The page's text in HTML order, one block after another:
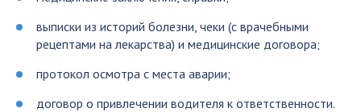
выписки из историй болезни, чеки (с врачебными
рецептами на лекарства) и медицинские договора;
протокол осмотра с места аварии;
договор о привлечении водителя к ответственности.